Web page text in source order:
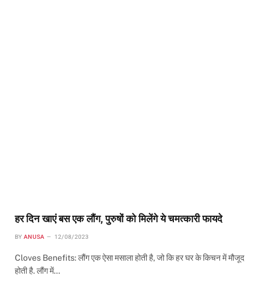
हर दिन खाएं बस एक लौंग, पुरुषों को मिलेंगे ये चमत्कारी फायदे
BY ANUSA 12/08/2023
Cloves Benefits: लौंग एक ऐसा मसाला होती है, जो कि हर घर के किचन में मौजूद
होती है. लौंग में…